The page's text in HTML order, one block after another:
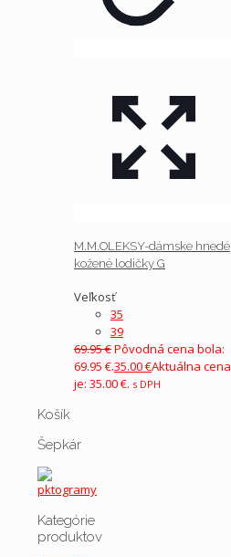
M.M.OLEKSY-dámske hnedé
kožené lodičky G
Veľkosť
35
39
69.95€Pôvodná cena bola:
69.95 €.35.00€Aktuálna cena
je: 35.00 €. s DPH
Košík
Šepkár
Kategórie
produktov